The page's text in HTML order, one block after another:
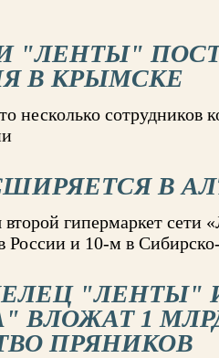
"ЛЕНТЫ"
В КРЫМСКЕ
несколько сотрудников
В
гипермаркет сети
России и 10-м в
"ЛЕНТЫ"
ВЛОЖАТ 1
ПРЯНИКОВ